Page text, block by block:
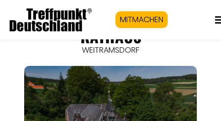
MITMACHEN
RATHAUS
WEITRAMSDORF